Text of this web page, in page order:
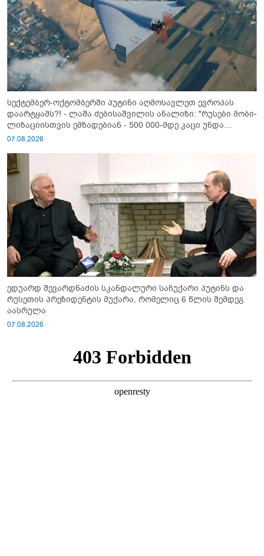
სექტემბერ-ოქტომბერში პუტინი აღმოსავლეთ ევროპას
დაარტყამს?! - ლაშა ძებისაშვილის ანალიზი: "რუსები მობი­
ლიზაციისთვის ემზადებიან - 500 000-მდე კაცი უნდა
გაიწვიონ ომში"
07.08.2026
ედუარდ შევარდნაძის სკანდალური საჩუქარი პუტინს და
რუსეთის პრეზიდენტის მუქარა, რომელიც 6 წლის შემდეგ
აასრულა
07.08.2026